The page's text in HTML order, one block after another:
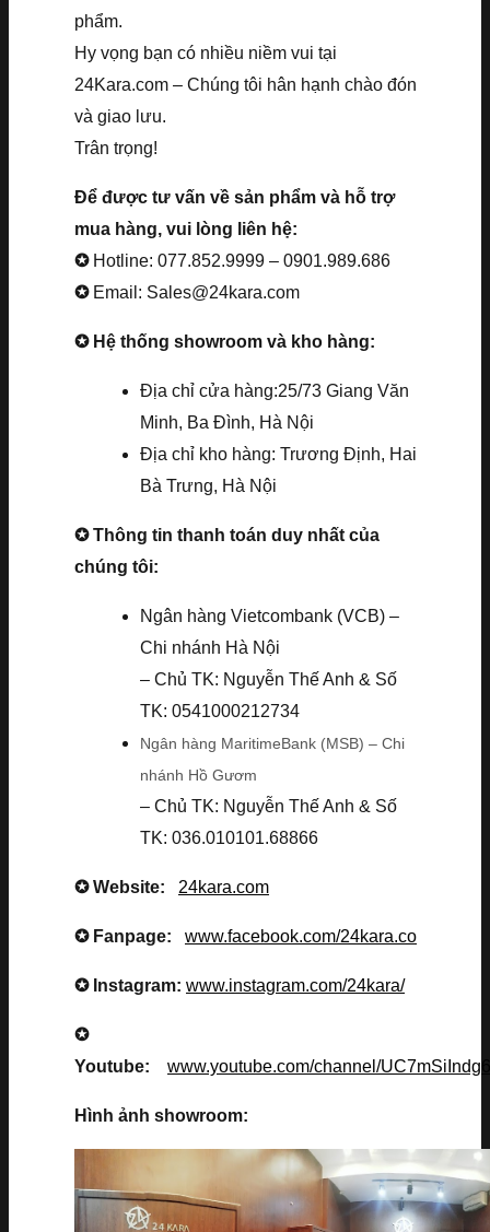
phẩm.
Hy vọng bạn có nhiều niềm vui tại
24Kara.com – Chúng tôi hân hạnh chào đón
và giao lưu.
Trân trọng!
Để được tư vấn về sản phẩm và hỗ trợ
mua hàng, vui lòng liên hệ:
✪ Hotline: 077.852.9999 – 0901.989.686
✪ Email: Sales@24kara.com
✪ Hệ thống showroom và kho hàng:
Địa chỉ cửa hàng:25/73 Giang Văn
Minh, Ba Đình, Hà Nội
Địa chỉ kho hàng: Trương Định, Hai
Bà Trưng, Hà Nội
✪ Thông tin thanh toán duy nhất của
chúng tôi:
Ngân hàng Vietcombank (VCB) –
Chi nhánh Hà Nội
– Chủ TK: Nguyễn Thế Anh & Số
TK: 0541000212734
Ngân hàng MaritimeBank (MSB) – Chi
nhánh Hồ Gươm
– Chủ TK: Nguyễn Thế Anh & Số
TK: 036.010101.68866
✪ Website: 24kara.com
✪ Fanpage: www.facebook.com/24kara.co
✪ Instagram: www.instagram.com/24kara/
✪
Youtube: www.youtube.com/channel/
Hình ảnh showroom: